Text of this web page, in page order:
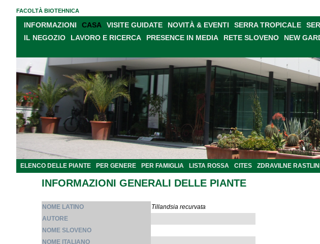
FACOLTÀ BIOTEHNICA
INFORMAZIONI CASA VISITE GUIDATE NOVITÀ & EVENTI SERRA TROPICALE
IL NEGOZIO
LAVORO E RICERCA PRESENCE IN MEDIA RETE SLOVENO NEW
ELENCO DELLE PIANTE PER GENERE PER FAMIGLIA LISTA ROSSA CITES ZDRAVILNE
INFORMAZIONI GENERALI DELLE PIANTE
NOME LATINO
Tillandsia recurvata
AUTORE
NOME SLOVENO
NOME ITALIANO